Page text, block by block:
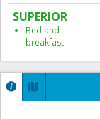
SUPERIOR
Bed and
breakfast